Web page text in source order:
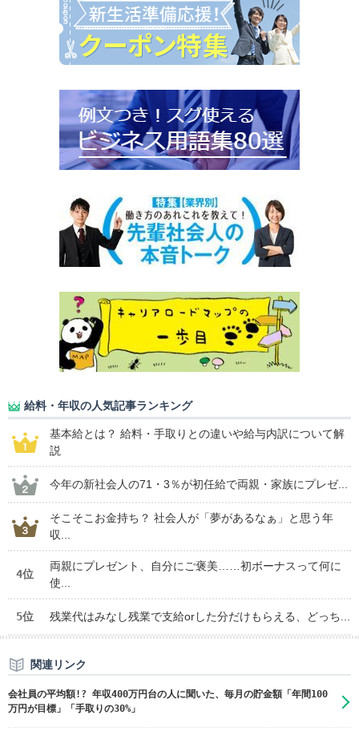
給料・年収の人気記事ランキング
基本給とは？ 給料・手取りとの違いや給与内訳について解
説
今年の新社会人の71・3％が初任給で両親・家族にプレゼ...
そこそこお金持ち？ 社会人が「夢があるなぁ」と思う年
収...
4位
両親にプレゼント、自分にご褒美……初ボーナスって何に
使...
5位 残業代はみなし残業で支給orした分だけもらえる、どっち...
関連リンク
会社員の平均額!? 年収400万円台の人に聞いた、毎月の貯金額「年間100
万円が目標」「手取りの30%」